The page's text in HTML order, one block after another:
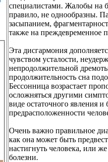
специалистами. Жалобы на
правило, не однообразны.
засыпанием,
также на преждевременное
Эта дисгармония
чувством усталости,
непродолжительной
продолжительность сна
Бессонница возрастает
осложняться другими
виде остаточного явления
предрасположенности
Очень важно правильное
как она может быть
настигнуть человека, или
болезни.